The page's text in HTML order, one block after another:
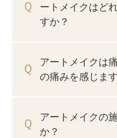
ートメイクはど
すか？
アートメイクは
の痛みを感じま
アートメイクの
か？